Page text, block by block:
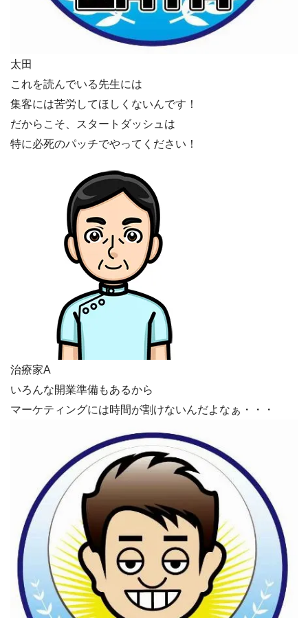
太田
これを読んでいる先生には
集客には苦労してほしくないんです！
だからこそ、スタートダッシュは
特に必死のパッチでやってください！
治療家A
いろんな開業準備もあるから
マーケティングには時間が割けないんだよなぁ・・・